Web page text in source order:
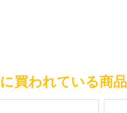
買われている商品